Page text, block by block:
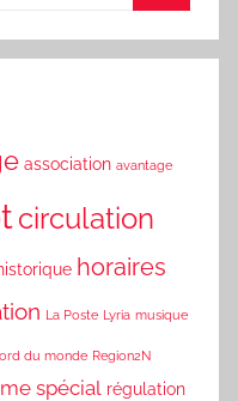
association avantage
circulation
horaires
La Poste Lyria musique
du monde Region2N
spécial régulation